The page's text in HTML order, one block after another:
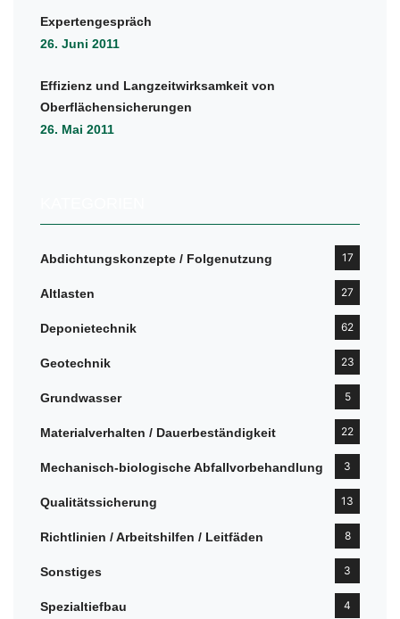
Expertengespräch
26. Juni 2011
Effizienz und Langzeitwirksamkeit von
Oberflächensicherungen
26. Mai 2011
Abdichtungskonzepte / Folgenutzung 17
Altlasten 27
Deponietechnik 62
Geotechnik 23
Grundwasser 5
Materialverhalten / Dauerbeständigkeit 22
Mechanisch-biologische Abfallvorbehandlung 3
Qualitätssicherung 13
Richtlinien / Arbeitshilfen / Leitfäden 8
Sonstiges 3
Spezialtiefbau 4